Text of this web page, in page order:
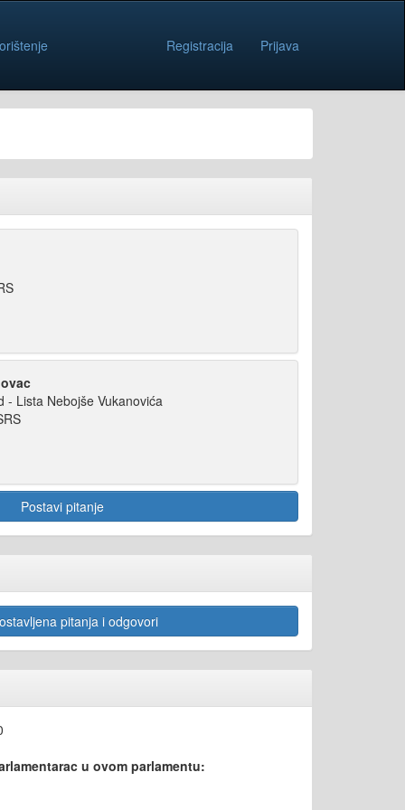
Registracija Prijava
- Lista Nebojše Vukanovića
Postavi pitanje
pitanja i odgovori
u ovom parlamentu: